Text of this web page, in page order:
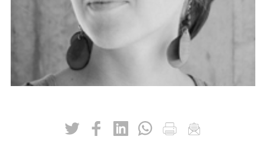
twittern liken teilen teilen drucken